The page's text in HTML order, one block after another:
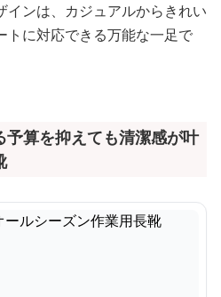
インは、カジュアルからきれい
トに対応できる万能な一足で
算を抑えても清潔感が叶